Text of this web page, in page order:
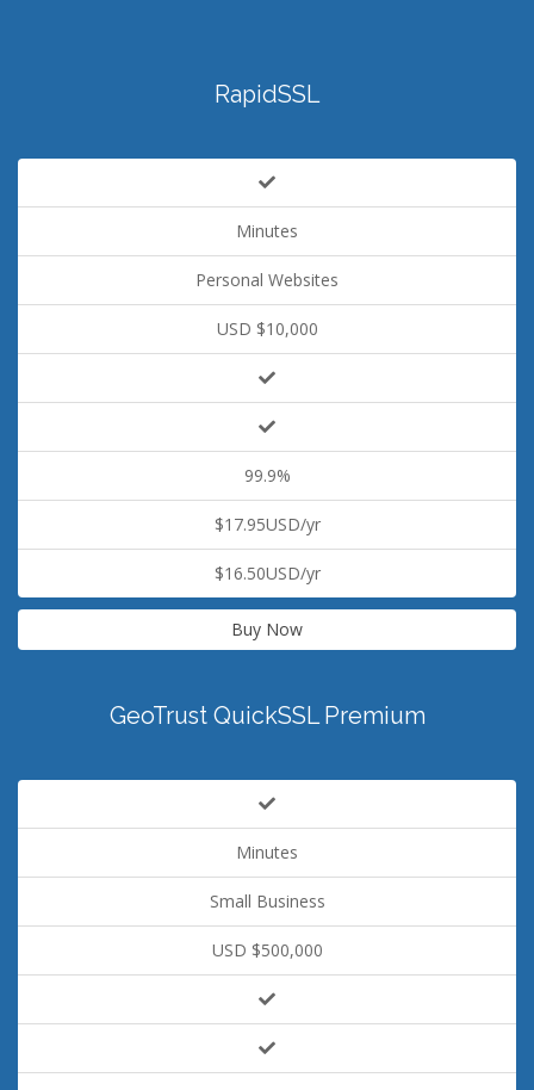
RapidSSL
Minutes
Personal Websites
USD $10,000
99.9%
$17.95USD/yr
$16.50USD/yr
Buy Now
GeoTrust QuickSSL Premium
Minutes
Small Business
USD $500,000